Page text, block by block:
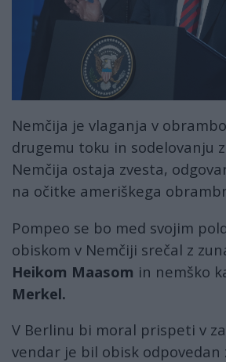
Nemčija je vlaganja v
drugemu toku in sodelovanju
Nemčija ostaja zvesta,
na očitke ameriškega
Pompeo se bo med svojim
obiskom v Nemčiji srečal z
Heikom Maasom in nemško
Merkel.
V Berlinu bi moral prispeti v
vendar je bil obisk odpovedan